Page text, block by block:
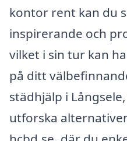
kontor rent kan du
inspirerande och
vilket i sin tur kan
på ditt
städhjälp i
utforska